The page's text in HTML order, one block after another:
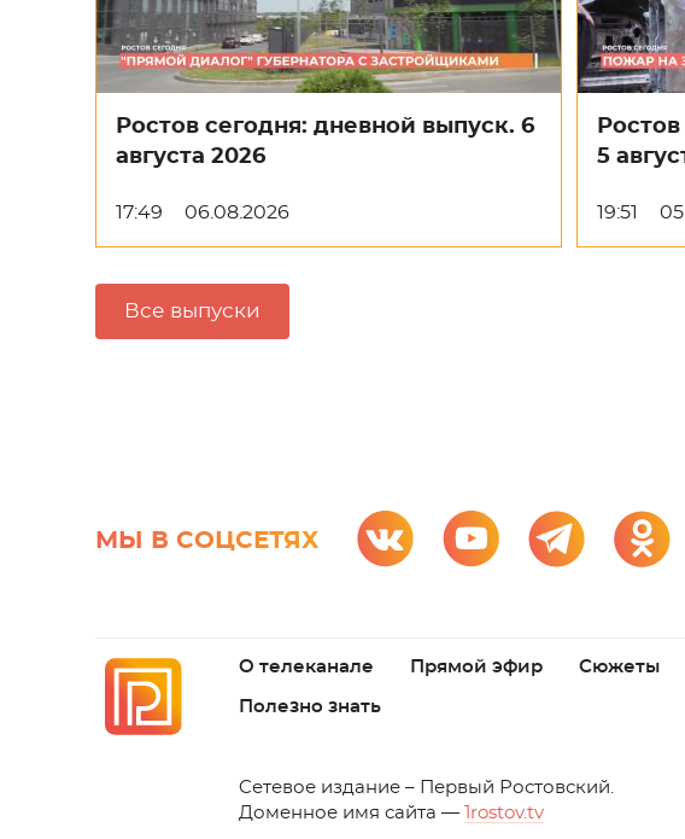
Ростов сегодня: дневной выпуск. 6
августа 2026
17:49 06.08.2026
5
19:51
Все выпуски
МЫ В СОЦСЕТЯХ
О телеканале Прямой эфир Сюжеты
Полезно знать
Cетевое издание – Первый Ростовский.
Доменное имя сайта —
1rostov.tv